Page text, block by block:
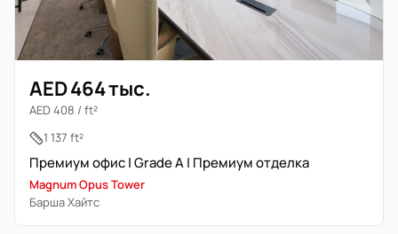
AED 464 тыс.
AED 408 / ft²
1 137 ft²
Премиум офис | Grade A | Премиум отделка
Magnum Opus Tower
Барша Хайтс